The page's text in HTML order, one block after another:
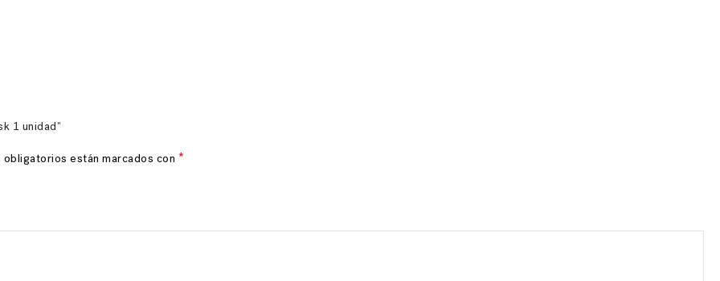
1 unidad”
obligatorios están marcados con *